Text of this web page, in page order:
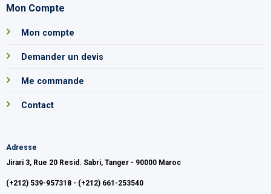
Mon Compte
Mon compte
Demander un devis
Me commande
Contact
Adresse
Jirari 3, Rue 20 Resid. Sabri, Tanger - 90000 Maroc
(+212) 539-957318 - (+212) 661-253540